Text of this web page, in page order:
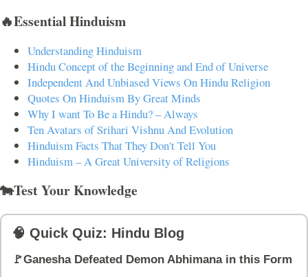
🔥Essential Hinduism
Understanding Hinduism
Hindu Concept of the Beginning and End of Universe
Independent And Unbiased Views On Hindu Religion
Quotes On Hinduism By Great Minds
Why I want To Be a Hindu? – Always
Ten Avatars of Srihari Vishnu And Evolution
Hinduism Facts That They Don't Tell You
Hinduism – A Great University of Religions
🐄Test Your Knowledge
🧠 Quick Quiz: Hindu Blog
🚩Ganesha Defeated Demon Abhimana in this Form